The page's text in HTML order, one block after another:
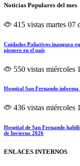
Noticias Populares del mes
415 vistas martes 07
Cuidados Paliativos inaugura
pionero en el país
550 vistas miércoles
Hospital San Fernando informa
436 vistas miércoles
Hospital de San Fernando
de Invierno 2026
ENLACES INTERNOS